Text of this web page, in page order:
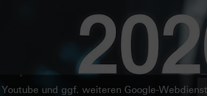
und ggf. weiteren Google-